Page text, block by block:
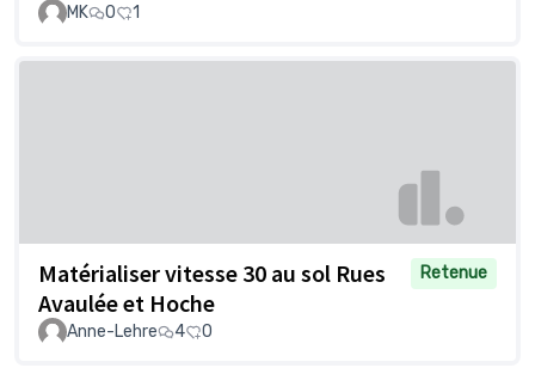
MK 0 1
Matérialiser vitesse 30 au sol Rues
Avaulée et Hoche
Retenue
Anne-Lehre 4 0